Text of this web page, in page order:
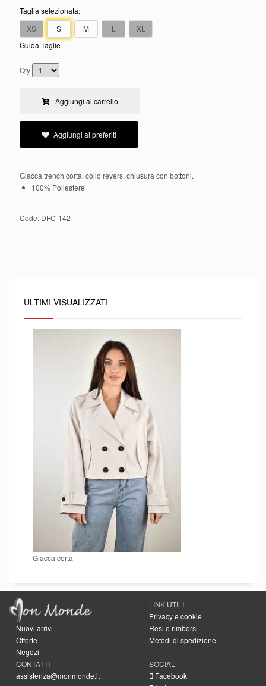
Taglia selezionata:
XS
S M L
XL
Guida Taglie
Qty
Aggiungi al carrello
Aggiungi ai preferiti
Giacca trench corta, collo revers, chiusura con bottoni.
100% Poliestere
Code: DFC-142
ULTIMI VISUALIZZATI
Giacca corta
Nuovi arrivi
Offerte
Negozi
LINK UTILI
Privacy e cookie
Resi e rimborsi
Metodi di spedizione
CONTATTI
assistenza@monmonde.it
SOCIAL
Facebook